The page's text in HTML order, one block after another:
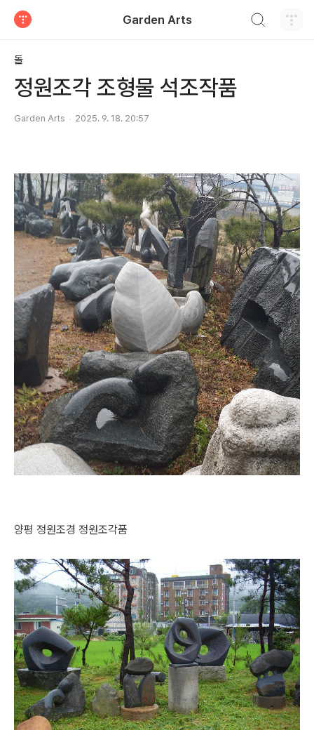
Garden Arts
돌
정원조각 조형물 석조작품
Garden Arts 2025. 9. 18. 20:57
양평 정원조경 정원조각품